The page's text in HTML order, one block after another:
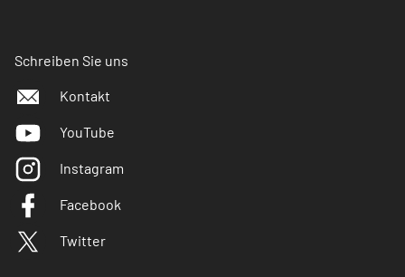
Schreiben Sie uns
Kontakt
YouTube
Instagram
Facebook
Twitter